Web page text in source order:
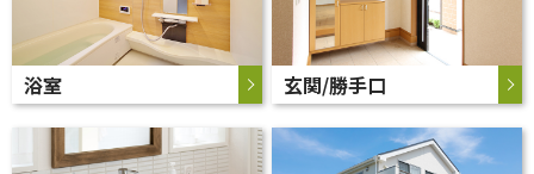
浴室 玄関/勝手口